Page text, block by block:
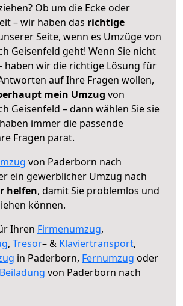
Ob um die Ecke oder
– wir haben das richtige
Seite, wenn es Umzüge von
Geisenfeld geht! Wenn Sie nicht
haben wir die richtige Lösung für
auf Ihre Fragen wollen,
mein Umzug von
Geisenfeld – dann wählen Sie sie
immer die passende
Fragen parat.
von Paderborn nach
ein gewerblicher Umzug nach
helfen, damit Sie problemlos und
können.
Ihren Firmenumzug,
, Tresor– & Klaviertransport,
in Paderborn, Fernumzug oder
Beiladung von Paderborn nach